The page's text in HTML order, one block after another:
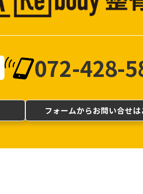
072-428-
フォームからお問い合せは